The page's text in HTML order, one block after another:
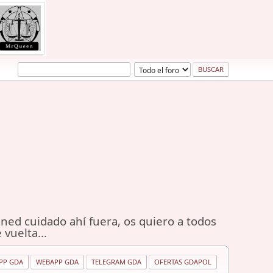
cuidado ahí fuera, os quiero a todos
vuelta...
GDA WEBAPP GDA TELEGRAM GDA OFERTAS GDAPOL